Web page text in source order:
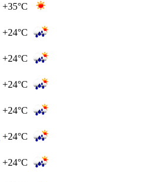
+35°C
+24°C
+24°C
+24°C
+24°C
+24°C
+24°C